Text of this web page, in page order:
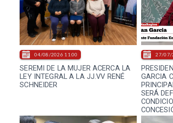
SEREMI DE LA MUJER ACERCA LA
LEY INTEGRAL A LA JJ.VV RENÉ
SCHNEIDER
04/08/2026 11:00
GARCIA
SERÁ
27/07/